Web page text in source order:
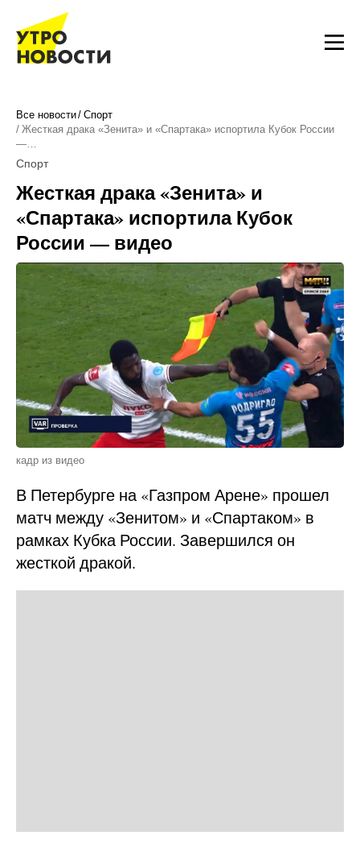
Все новости Спорт
Жесткая драка «Зенита» и «Спартака» испортила Кубок России
—…
Спорт
Жесткая драка «Зенита» и
«Спартака» испортила Кубок
России — видео
кадр из видео
В Петербурге на «Газпром Арене» прошел
матч между «Зенитом» и «Спартаком» в
рамках Кубка России. Завершился он
жесткой дракой.